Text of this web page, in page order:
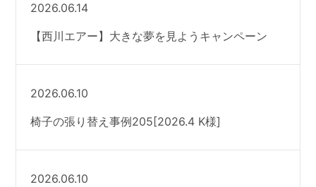
2026.06.14
【西川エアー】大きな夢を見ようキャンペーン
2026.06.10
椅子の張り替え事例205[2026.4 K様]
2026.06.10